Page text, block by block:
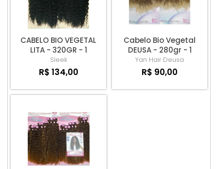
CABELO BIO VEGETAL
LITA - 320GR - 1
UNIDADE
Sleek
R$ 134,00
Cabelo Bio Vegetal
DEUSA - 280gr - 1
pacote
Yan Hair Deusa
R$ 90,00